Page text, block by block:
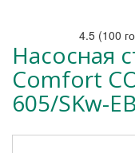
4.5 (100
Насосная
Comfort
605/SKw-